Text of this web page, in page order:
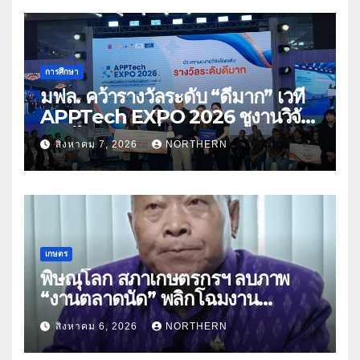
การศึกษา
มฟล. คว้ารางวัลระดับ “ดีมาก” เวที
APPTech EXPO 2026 ชูงานวิจัย
สมุนไพร ขับเคลื่อนนวัตกรรมสู่เชิง
พาณิชย์
สิงหาคม 7, 2026 NORTHERN
เกษตร
พิษณุโลก สภาเกษตรกรฯ ลบภาพ
“งานตลาดนัด” พลิกโฉมงาน
“เกษตรรุ่งเรืองเมืองสองแคว 69” มุ่ง
ประโยชน์เกษตรกร ดึงนวัตกรรม-จับ
สิงหาคม 6, 2026 NORTHERN